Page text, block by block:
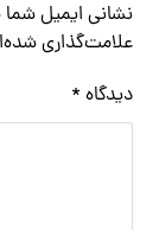
نشانی ایمیل
علامت‌گذاری
دیدگاه *